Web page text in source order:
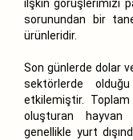
ilşkin görüşlerimizi
sorunundan bir
ürünleridir.
Son günlerde dolar
sektörlerde
etkilemiştir.
oluşturan hayvan
genellikle yurt